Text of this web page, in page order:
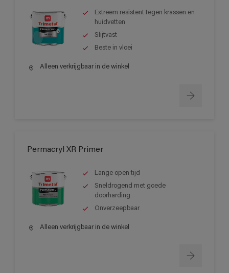
Extreem resistent tegen krassen en
huidvetten
Slijtvast
Beste in vloei
Alleen verkrijgbaar in de winkel
Permacryl XR Primer
Lange open tijd
Sneldrogend met goede
doorharding
Onverzeepbaar
Alleen verkrijgbaar in de winkel